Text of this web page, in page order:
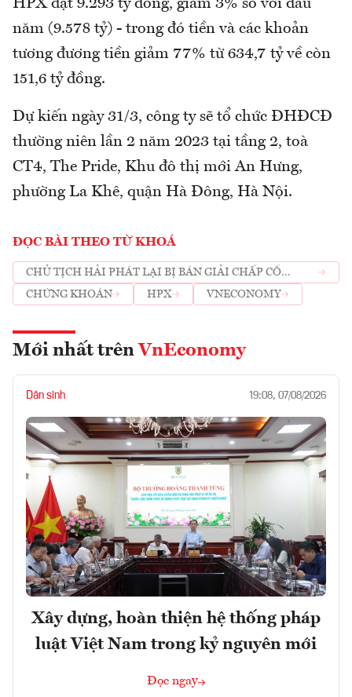
HPX đạt 9.293 tỷ đồng, giảm 3% so với đầu
năm (9.578 tỷ) - trong đó tiền và các khoản
tương đương tiền giảm 77% từ 634,7 tỷ về còn
151,6 tỷ đồng.
Dự kiến ngày 31/3, công ty sẽ tổ chức ĐHĐCĐ
thường niên lần 2 năm 2023 tại tầng 2, toà
CT4, The Pride, Khu đô thị mới An Hưng,
phường La Khê, quận Hà Đông, Hà Nội.
ĐỌC BÀI THEO TỪ KHOÁ
CHỦ TỊCH HẢI PHÁT LẠI BỊ BÁN GIẢI CHẤP CỔ
PHIẾU
CHỨNG KHOÁN HPX VNECONOMY
Mới nhất trên VnEconomy
Dân sinh 19:08, 07/08/2026
Xây dựng, hoàn thiện hệ thống pháp
luật Việt Nam trong kỷ nguyên mới
Đọc ngay